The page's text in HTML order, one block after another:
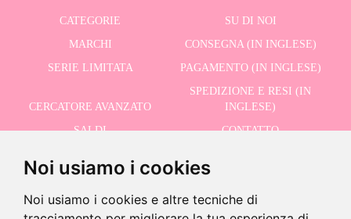
Noi usiamo i cookies
Noi usiamo i cookies e altre tecniche di
CATEGORIE
SU DI NOI
MARCHI
CONSEGNA (IN INGLESE)
SERIE LIMITATA
PAGAMENTO (IN INGLESE)
CERCATORE AVANZATO
SPEDIZIONE E RESI (IN
INGLESE)
SALDI
CONTATTO